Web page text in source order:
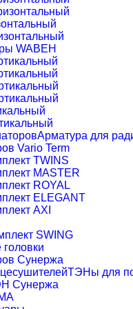
WABEH
Арматура для
Vario Term
TWINS
MASTER
ROYAL
ELEGANT
AXI
SWING
головки
Сунержа
ТЭНы для
Сунержа